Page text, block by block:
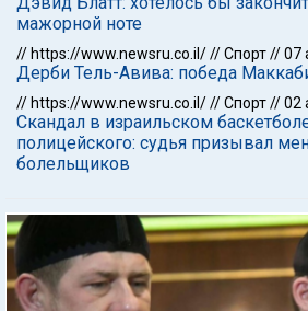
мажорной ноте
// https://www.newsru.co.il///Спорт//07
Дерби Тель-Авива: победа
// https://www.newsru.co.il///Спорт//02
Скандал в израильском
полицейского: судья призывал
болельщиков